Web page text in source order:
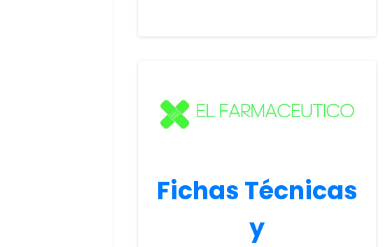
Fichas Técnicas
y